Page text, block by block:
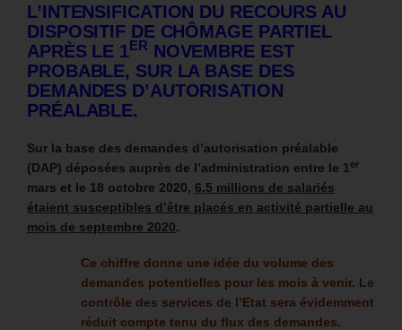
L’INTENSIFICATION DU RECOURS AU
DISPOSITIF DE CHÔMAGE PARTIEL
APRÈS LE 1ER NOVEMBRE EST
PROBABLE, SUR LA BASE DES
DEMANDES D’AUTORISATION
PRÉALABLE.
Sur la base des demandes d’autorisation préalable
(DAP) déposées auprès de l’administration entre le 1 er
mars et le 18 octobre 2020, 6,5 millions de salariés
étaient susceptibles d’être placés en activité partielle au
mois de septembre 2020.
Ce chiffre donne une idée du volume des
demandes potentielles pour les mois à venir. Le
contrôle des services de l’Etat sera évidemment
réduit compte tenu du flux des demandes.